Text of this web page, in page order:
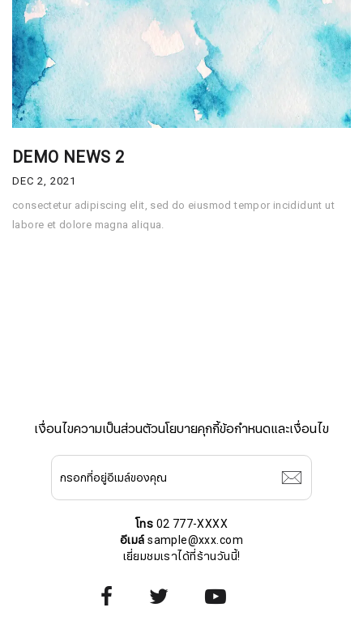
DEMO NEWS 2
DEC 2, 2021
consectetur adipiscing elit, sed do eiusmod tempor incididunt ut
labore et dolore magna aliqua.
เงื่อนไขความเป็นส่วนตัวนโยบายคุกกี้ข้อกำหนดและเงื่อนไข
โทร02 777-XXXX
อีเมล์sample@xxx.com
เยี่ยมชมเราได้ที่ร้านวันนี้!
สมัครรับจดหมายข่าว